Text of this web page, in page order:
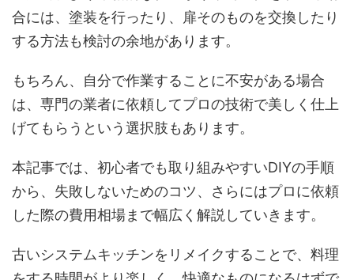
合には、塗装を行ったり、扉そのものを交換したり
する方法も検討の余地があります。
もちろん、自分で作業することに不安がある場合
は、専門の業者に依頼してプロの技術で美しく仕上
げてもらうという選択肢もあります。
本記事では、初心者でも取り組みやすいDIYの手順
から、失敗しないためのコツ、さらにはプロに依頼
した際の費用相場まで幅広く解説していきます。
古いシステムキッチンをリメイクすることで、料理